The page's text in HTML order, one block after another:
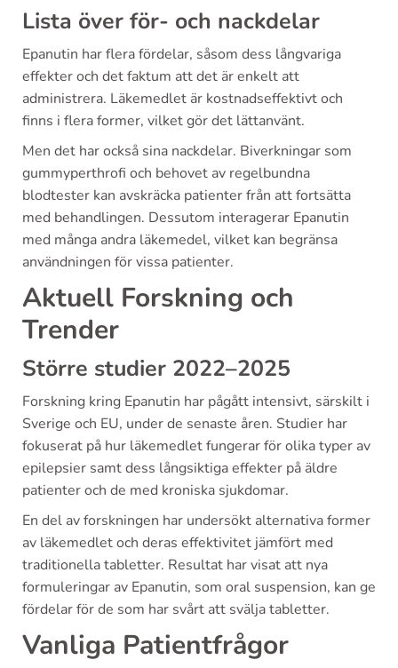
Lista över för- och nackdelar
Epanutin har flera fördelar, såsom dess långvariga
effekter och det faktum att det är enkelt att
administrera. Läkemedlet är kostnadseffektivt och
finns i flera former, vilket gör det lättanvänt.
Men det har också sina nackdelar. Biverkningar som
gummyperthrofi och behovet av regelbundna
blodtester kan avskräcka patienter från att fortsätta
med behandlingen. Dessutom interagerar Epanutin
med många andra läkemedel, vilket kan begränsa
användningen för vissa patienter.
Aktuell Forskning och
Trender
Större studier 2022–2025
Forskning kring Epanutin har pågått intensivt, särskilt i
Sverige och EU, under de senaste åren. Studier har
fokuserat på hur läkemedlet fungerar för olika typer av
epilepsier samt dess långsiktiga effekter på äldre
patienter och de med kroniska sjukdomar.
En del av forskningen har undersökt alternativa former
av läkemedlet och deras effektivitet jämfört med
traditionella tabletter. Resultat har visat att nya
formuleringar av Epanutin, som oral suspension, kan ge
fördelar för de som har svårt att svälja tabletter.
Vanliga Patientfrågor